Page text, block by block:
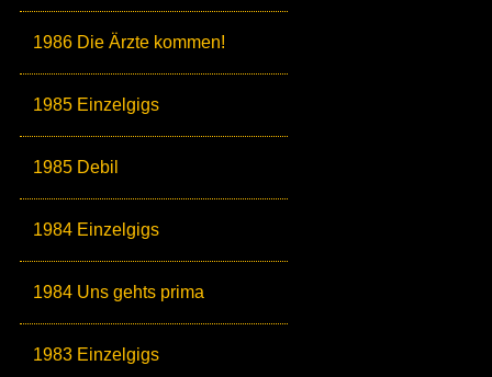
1986 Die Ärzte kommen!
1985 Einzelgigs
1985 Debil
1984 Einzelgigs
1984 Uns gehts prima
1983 Einzelgigs